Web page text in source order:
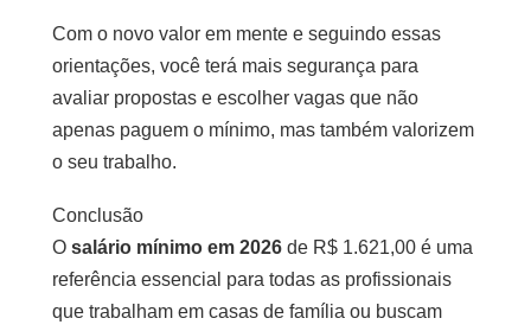
Com o novo valor em mente e seguindo essas
orientações, você terá mais segurança para
avaliar propostas e escolher vagas que não
apenas paguem o mínimo, mas também valorizem
o seu trabalho.
Conclusão
O salário mínimo em 2026 de R$ 1.621,00 é uma
referência essencial para todas as profissionais
que trabalham em casas de família ou buscam